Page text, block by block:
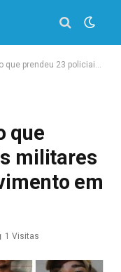
militares suspeitos de envolvimento em chacina no TO
que
militares
em
1 Visitas